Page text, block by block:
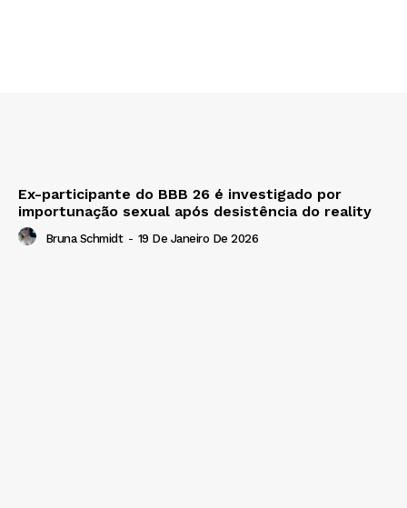
Ex-participante do BBB 26 é investigado por
importunação sexual após desistência do reality
Bruna Schmidt - 19 De Janeiro De 2026